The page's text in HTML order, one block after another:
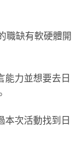
職缺有軟硬體開
能力並想要去日
本次活動找到日